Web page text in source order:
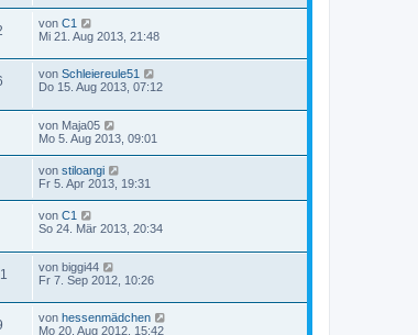
von C1
Mi 21. Aug 2013, 21:48
von Schleiereule51
Do 15. Aug 2013, 07:12
von Maja05
Mo 5. Aug 2013, 09:01
von stiloangi
Fr 5. Apr 2013, 19:31
von C1
So 24. Mär 2013, 20:34
von biggi44
Fr 7. Sep 2012, 10:26
von hessenmädchen
Mo 20. Aug 2012, 15:42